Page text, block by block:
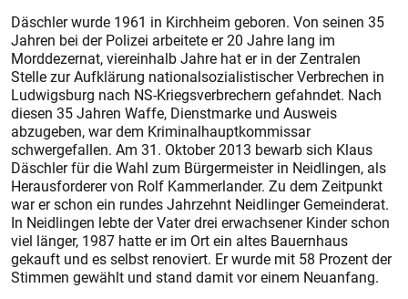
Däschler wurde 1961 in Kirchheim geboren. Von seinen 35
Jahren bei der Polizei arbeitete er 20 Jahre lang im
Morddezernat, viereinhalb Jahre hat er in der Zentralen
Stelle zur Aufklärung nationalsozialistischer Verbrechen in
Ludwigsburg nach NS-Kriegsverbrechern gefahndet. Nach
diesen 35 Jahren Waffe, Dienstmarke und Ausweis
abzugeben, war dem Kriminalhauptkommissar
schwergefallen. Am 31. Oktober 2013 bewarb sich Klaus
Däschler für die Wahl zum Bürgermeister in Neidlingen, als
Herausforderer von Rolf Kammerlander. Zu dem Zeitpunkt
war er schon ein rundes Jahrzehnt Neidlinger Gemeinderat.
In Neidlingen lebte der Vater drei erwachsener Kinder schon
viel länger, 1987 hatte er im Ort ein altes Bauernhaus
gekauft und es selbst renoviert. Er wurde mit 58 Prozent der
Stimmen gewählt und stand damit vor einem Neuanfang.